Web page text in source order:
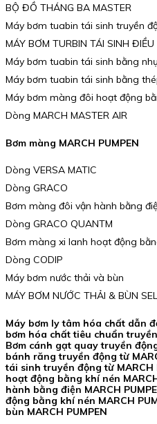
BỘ ĐỒ THÁNG BA MASTER
Máy bơm tuabin tái sinh truyền
MÁY BƠM TURBIN TÁI SINH ĐIỀU
Máy bơm tuabin tái sinh bằng
Máy bơm tuabin tái sinh bằng
Máy bơm màng đôi hoạt động
Dòng MARCH MASTER AIR
Bơm màng MARCH PUMPEN
Dòng VERSA MATIC
Dòng GRACO
Bơm màng đôi vận hành bằng
Dòng GRACO QUANTM
Bơm màng xi lanh hoạt động
Dòng CODIP
Máy bơm nước thải và bùn
MÁY BƠM NƯỚC THẢI & BÙN
Máy bơm ly tâm hóa chất dẫn
bơm hóa chất tiêu chuẩn
Bơm cánh gạt quay truyền
bánh răng truyền động từ
tái sinh truyền động từ MARCH
hoạt động bằng khí nén
hành bằng điện MARCH
động bằng khí nén MARCH
bùn MARCH PUMPEN